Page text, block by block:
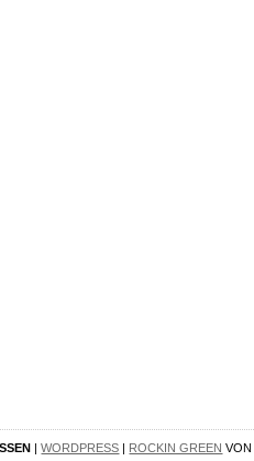
|WORDPRESS | ROCKIN GREEN